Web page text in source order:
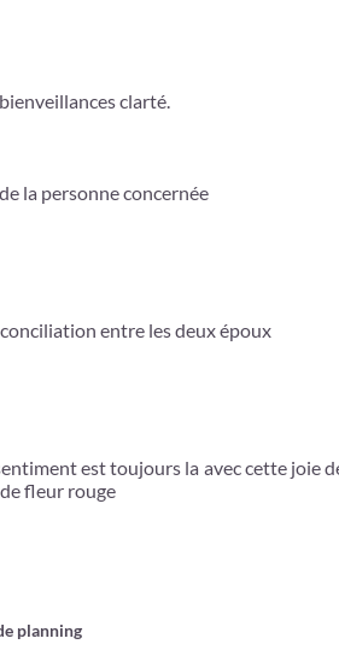
clarté.
la personne concernée
entre les deux époux
est toujours la avec cette joie
fleur rouge
planning